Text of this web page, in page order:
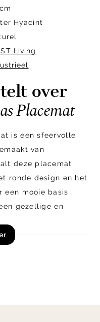
Hyacint
Living
over
Placemat
is een sfeervolle
van
deze placemat
ronde design en het
een mooie basis
gezellige en